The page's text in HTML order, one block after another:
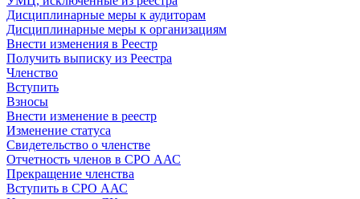
Дисциплинарные меры к аудиторам
Дисциплинарные меры к организациям
Внести изменения в Реестр
Получить выписку из Реестра
Членство
Вступить
Взносы
Внести изменение в реестр
Изменение статуса
Свидетельство о членстве
Отчетность членов в СРО ААС
Прекращение членства
Вступить в СРО ААС